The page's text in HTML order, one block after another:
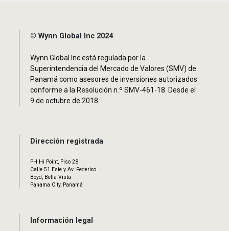
© Wynn Global Inc 2024
Wynn Global Inc está regulada por la
Superintendencia del Mercado de Valores (SMV) de
Panamá como asesores de inversiones autorizados
conforme a la Resolución n.º SMV-461-18. Desde el
9 de octubre de 2018.
Dirección registrada
PH Hi Point, Piso 28
Calle 51 Este y Av. Federico
Boyd, Bella Vista
Panama City, Panamá
Información legal